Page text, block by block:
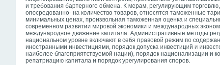
и требования бартерного обмена. К мерам, регулирующим
опосредованно- на количество товаров, относятся таможенные
минимальных ценах, произвольная таможенная оценка и
современном развитии мировой экономики и международных
международное движение капитала. Административные методы
национальном уровне включают в себя правовой режим по
иностранными инвестициями, порядок допуска инвестиций и
наиболее благоприятствуемой нации), порядок национализации и
репатриацию капитала и порядок урегулирования споров.